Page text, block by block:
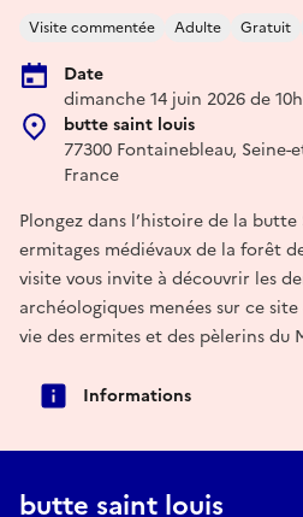
Visite commentée Adulte Gratuit
Date
dimanche 14 juin 2026 de
butte saint louis
77300 Fontainebleau, Seine-
France
Plongez dans l’histoire de la butte
ermitages médiévaux de la forêt
visite vous invite à découvrir les
archéologiques menées sur ce
vie des ermites et des pèlerins du
Informations
butte saint louis